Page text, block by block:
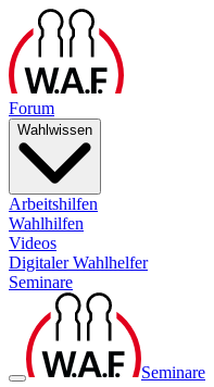
Forum
Wahlwissen
Arbeitshilfen
Wahlhilfen
Videos
Digitaler Wahlhelfer
Seminare
Seminare